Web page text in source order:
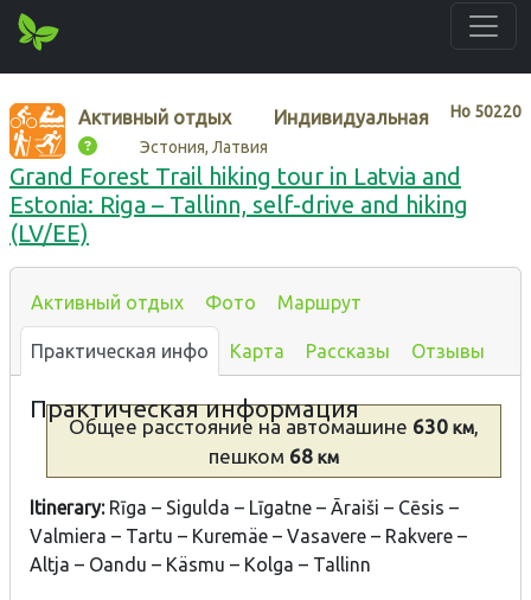
Нo 50220
Активный отдых Индивидуальная
Эстония, Латвия
Grand Forest Trail hiking tour in Latvia and
Estonia: Riga – Tallinn, self-drive and hiking
(LV/EE)
Активный отдых Фото Маршрут
Практическая инфо Карта Рассказы Отзывы
Практическая информация
Общее расстояние на автомашине 630 км,
пешком 68 км
Itinerary:Rīga – Sigulda – Līgatne – Āraiši – Cēsis –
Valmiera – Tartu – Kuremäe – Vasavere – Rakvere –
Altja – Oandu – Käsmu – Kolga – Tallinn